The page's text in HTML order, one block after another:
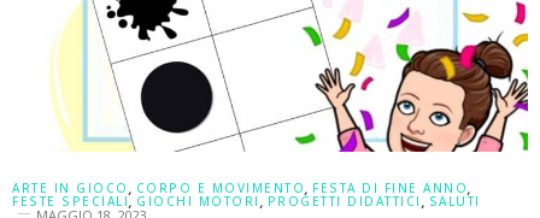
ARTE IN GIOCO , CORPO E MOVIMENTO, FESTA DI FINE ANNO,
FESTE SPECIALI, GIOCHI MOTORI , PROGETTI DIDATTICI , SALUTI